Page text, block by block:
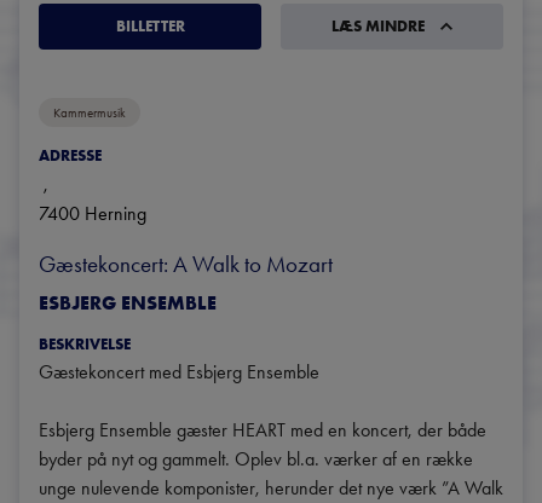
BILLETTER LÆS MINDRE
Kammermusik
ADRESSE
,
7400 Herning
Gæstekoncert: A Walk to Mozart
ESBJERG ENSEMBLE
BESKRIVELSE
Gæstekoncert med Esbjerg Ensemble
Esbjerg Ensemble gæster HEART med en koncert, der både
byder på nyt og gammelt. Oplev bl.a. værker af en række
unge nulevende komponister, herunder det nye værk ”A Walk